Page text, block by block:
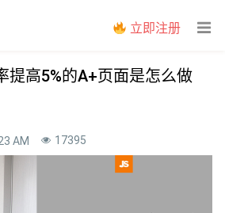
立即注册
提高5%的A+页面是怎么做
AM 17395